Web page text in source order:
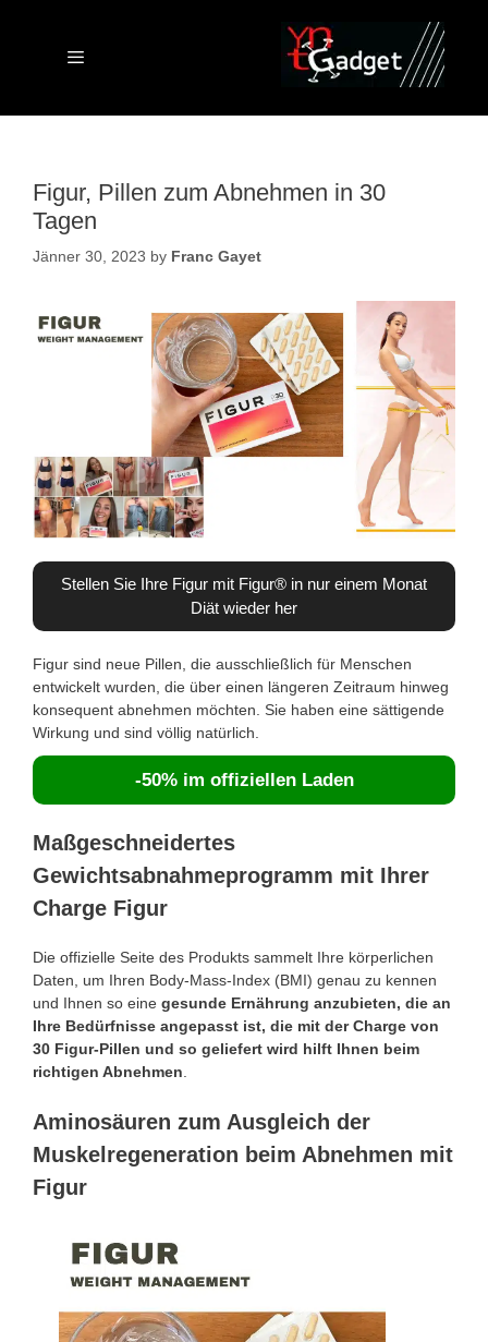
Menu
Figur, Pillen zum Abnehmen in 30
Tagen
Jänner 30, 2023 by Franc Gayet
Stellen Sie Ihre Figur mit Figur® in nur einem Monat
Diät wieder her
Figur sind neue Pillen, die ausschließlich für Menschen
entwickelt wurden, die über einen längeren Zeitraum hinweg
konsequent abnehmen möchten. Sie haben eine sättigende
Wirkung und sind völlig natürlich.
-50% im offiziellen Laden
Maßgeschneidertes
Gewichtsabnahmeprogramm mit Ihrer
Charge Figur
Die offizielle Seite des Produkts sammelt Ihre körperlichen
Daten, um Ihren Body-Mass-Index (BMI) genau zu kennen
und Ihnen so eine gesunde Ernährung anzubieten, die an
Ihre Bedürfnisse angepasst ist, die mit der Charge von
30 Figur-Pillen und so geliefert wird hilft Ihnen beim
richtigen Abnehmen
Aminosäuren zum Ausgleich der
Muskelregeneration beim Abnehmen mit
Figur